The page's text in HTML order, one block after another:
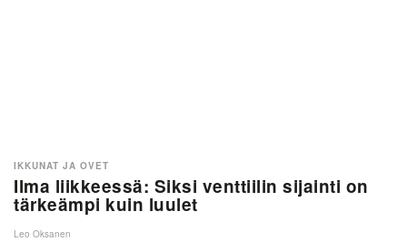
Ilma liikkeessä: Siksi venttiilin sijainti on
tärkeämpi kuin luulet
IKKUNAT JA OVET
Leo Oksanen